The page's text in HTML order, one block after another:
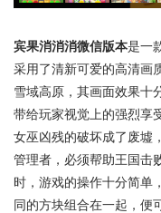
宾果消消消微信版本是一
采用了清新可爱的高清画
雪域高原，其画面效果十
带给玩家视觉上的强烈享
女巫凶残的破坏成了废墟
管理者，必须帮助王国击
时，游戏的操作十分简单
同的方块组合在一起，便